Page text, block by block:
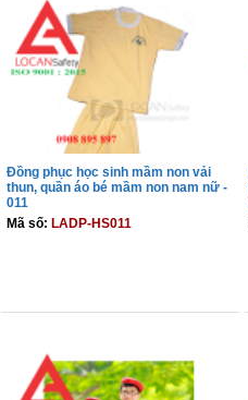
Đồng phục học sinh mầm non vải
thun, quần áo bé mầm non nam nữ -
011
Mã số: LADP-HS011